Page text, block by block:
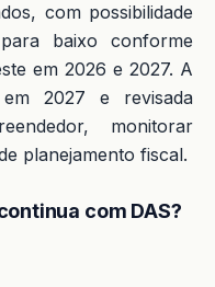
com possibilidade
baixo conforme
em 2026 e 2027. A
2027 e revisada
monitorar
planejamento fiscal.
com DAS?